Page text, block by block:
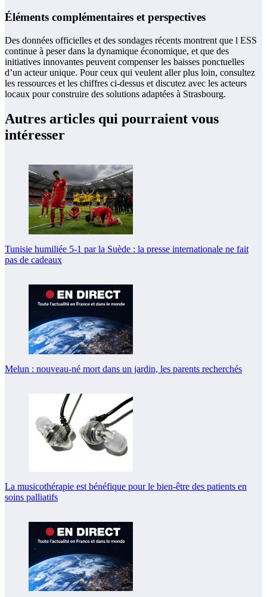
Éléments complémentaires et perspectives
Des données officielles et des sondages récents montrent que l ESS
continue à peser dans la dynamique économique, et que des
initiatives innovantes peuvent compenser les baisses ponctuelles
d’un acteur unique. Pour ceux qui veulent aller plus loin, consultez
les ressources et les chiffres ci-dessus et discutez avec les acteurs
locaux pour construire des solutions adaptées à Strasbourg.
Autres articles qui pourraient vous
intéresser
Tunisie humiliée 5-1 par la Suède : la presse internationale ne fait
pas de cadeaux
Melun : nouveau-né mort dans un jardin, les parents recherchés
La musicothérapie est bénéfique pour le bien-être des patients en
soins palliatifs